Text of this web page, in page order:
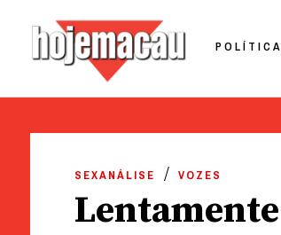
POLÍTICA
SEXANÁLISE VOZES
Lentamente